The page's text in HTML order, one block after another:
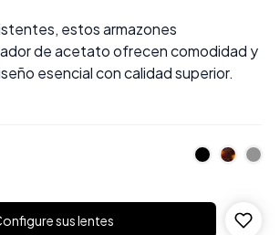
estos armazones
de acetato ofrecen comodidad y
esencial con calidad superior.
sus lentes